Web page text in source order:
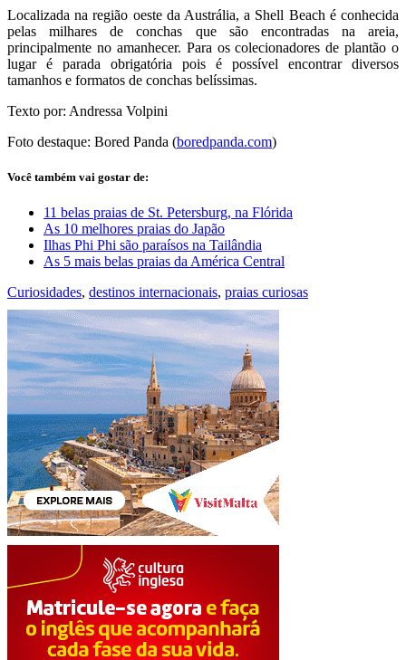
Localizada na região oeste da Austrália, a Shell Beach é conhecida
pelas milhares de conchas que são encontradas na areia,
principalmente no amanhecer. Para os colecionadores de plantão o
lugar é parada obrigatória pois é possível encontrar diversos
tamanhos e formatos de conchas belíssimas.
Texto por: Andressa Volpini
Foto destaque: Bored Panda (boredpanda.com)
Você também vai gostar de:
11 belas praias de St. Petersburg, na Flórida
As 10 melhores praias do Japão
Ilhas Phi Phi são paraísos na Tailândia
As 5 mais belas praias da América Central
Curiosidades, destinos internacionais, praias curiosas